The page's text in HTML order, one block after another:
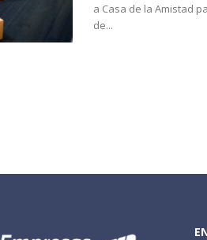
a Casa de la Amistad
de...